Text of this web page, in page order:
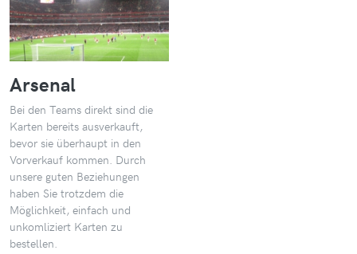
Arsenal
Bei den Teams direkt sind die
Karten bereits ausverkauft,
bevor sie überhaupt in den
Vorverkauf kommen. Durch
unsere guten Beziehungen
haben Sie trotzdem die
Möglichkeit, einfach und
unkomliziert Karten zu
bestellen.